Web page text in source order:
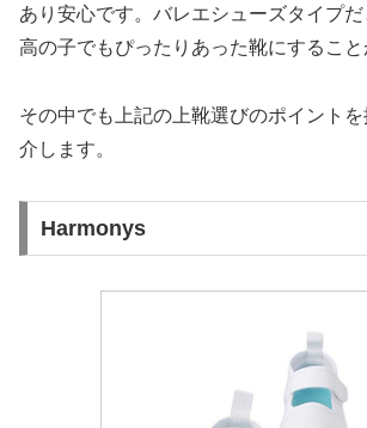
あり安心です。バレエシューズタイプ
高の子でもぴったりあった靴にすること
その中でも上記の上靴選びのポイント
介します。
Harmonys